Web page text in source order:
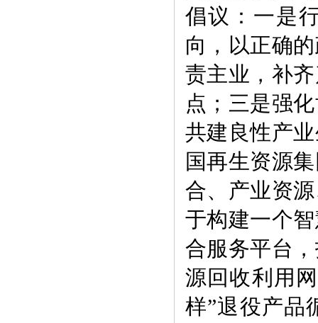
倡议：一是
向，以正确
责主业，补
点；三是强
共建良性产
国再生资源
合、产业资
于构建一个
合服务平台
源回收利用
样”退役产品